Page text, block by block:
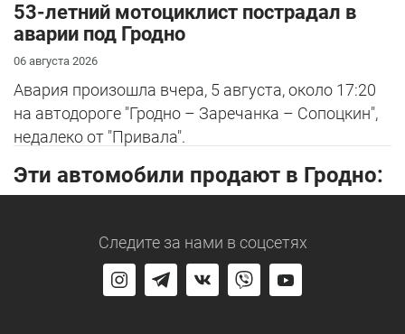
53-летний мотоциклист пострадал в
аварии под Гродно
06 августа 2026
Авария произошла вчера, 5 августа, около 17:20
на автодороге "Гродно – Заречанка – Сопоцкин",
недалеко от "Привала".
Эти автомобили продают в Гродно:
Следите за нами в соцсетях